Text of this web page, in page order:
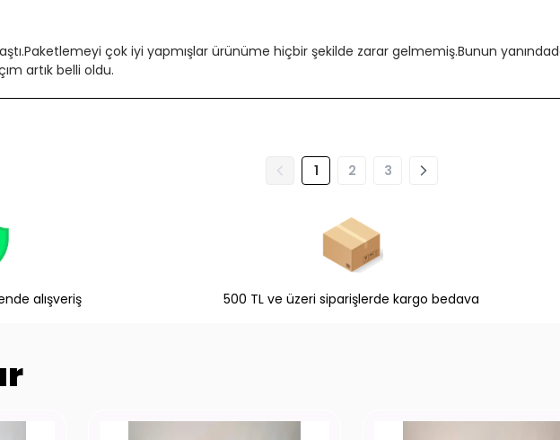
çok iyi yapmışlar ürünüme hiçbir şekilde zarar gelmemiş.Bunun
artık belli oldu.
1 2 3
alışveriş 500 TL ve üzeri siparişlerde kargo bedava